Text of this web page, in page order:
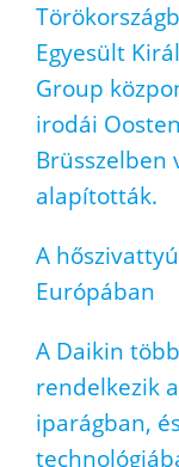
Egyesült
Group
irodái
Brüsszelben
alapították.
A
Európában
A Daikin
rendelkezik
iparágban,